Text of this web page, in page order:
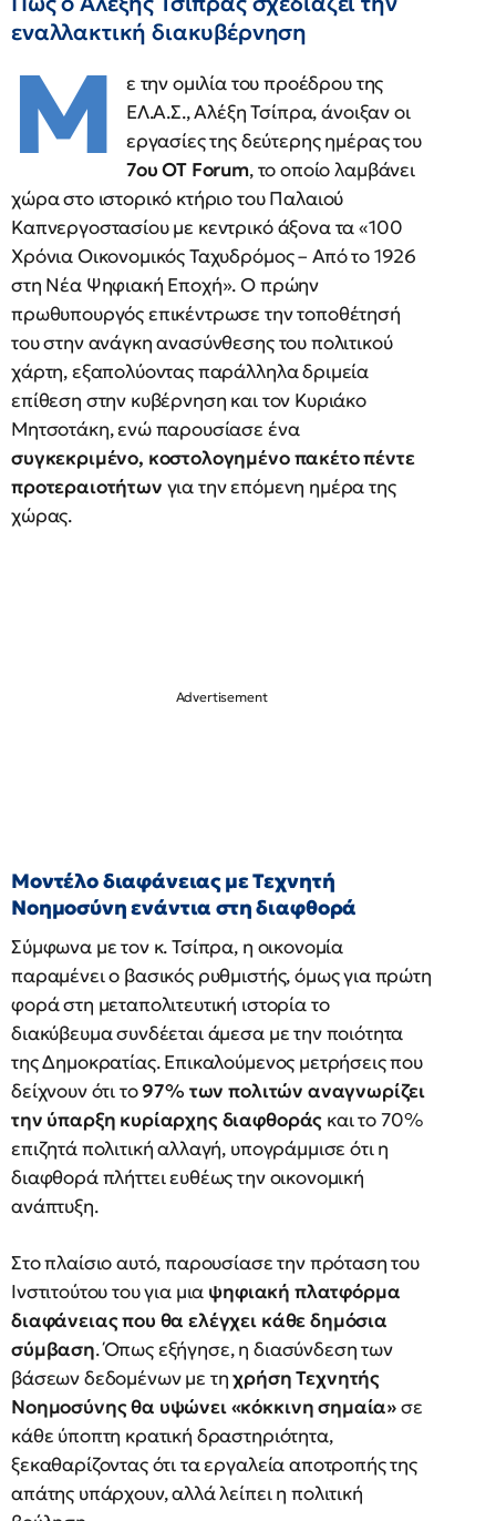
εναλλακτική διακυβέρνηση
Μ
ε την ομιλία του προέδρου της
ΕΛ.Α.Σ., Αλέξη Τσίπρα, άνοιξαν οι
εργασίες της δεύτερης ημέρας του
7ου OT Forum, το οποίο λαμβάνει
χώρα στο ιστορικό κτήριο του Παλαιού
Καπνεργοστασίου με κεντρικό άξονα τα «100
Χρόνια Οικονομικός Ταχυδρόμος – Από το 1926
στη Νέα Ψηφιακή Εποχή». Ο πρώην
πρωθυπουργός επικέντρωσε την τοποθέτησή
του στην ανάγκη ανασύνθεσης του πολιτικού
χάρτη, εξαπολύοντας παράλληλα δριμεία
επίθεση στην κυβέρνηση και τον Κυριάκο
Μητσοτάκη, ενώ παρουσίασε ένα
συγκεκριμένο, κοστολογημένο πακέτο πέντε
προτεραιοτήτων για την επόμενη ημέρα της
χώρας.
Μοντέλο διαφάνειας με Τεχνητή
Νοημοσύνη ενάντια στη διαφθορά
Σύμφωνα με τον κ. Τσίπρα, η οικονομία
παραμένει ο βασικός ρυθμιστής, όμως για πρώτη
φορά στη μεταπολιτευτική ιστορία το
διακύβευμα συνδέεται άμεσα με την ποιότητα
της Δημοκρατίας. Επικαλούμενος μετρήσεις που
δείχνουν ότι το97% των πολιτών αναγνωρίζει
την ύπαρξη κυρίαρχης διαφθοράς και το 70%
επιζητά πολιτική αλλαγή, υπογράμμισε ότι η
διαφθορά πλήττει ευθέως την οικονομική
ανάπτυξη.
Στο πλαίσιο αυτό, παρουσίασε την πρόταση του
Ινστιτούτου του για μια ψηφιακή πλατφόρμα
διαφάνειας που θα ελέγχει κάθε δημόσια
σύμβαση. Όπως εξήγησε, η διασύνδεση των
βάσεων δεδομένων με τηχρήση Τεχνητής
Νοημοσύνης θα υψώνει «κόκκινη σημαία»σε
κάθε ύποπτη κρατική δραστηριότητα,
ξεκαθαρίζοντας ότι τα εργαλεία αποτροπής της
απάτης υπάρχουν, αλλά λείπει η πολιτική